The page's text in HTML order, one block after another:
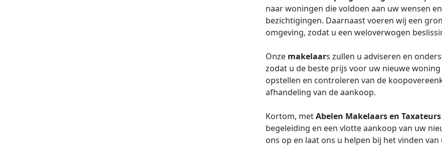
naar woningen die voldoen aan uw wensen
bezichtigingen. Daarnaast voeren wij een
omgeving, zodat u een weloverwogen
Onze makelaars zullen u adviseren en
zodat u de beste prijs voor uw nieuwe
opstellen en controleren van de
afhandeling van de aankoop.
Kortom, metAbelen Makelaars en
begeleiding en een vlotte aankoop van uw
ons op en laat ons u helpen bij het vinden van